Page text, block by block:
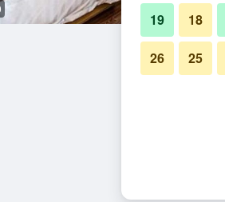
18
19
25
26